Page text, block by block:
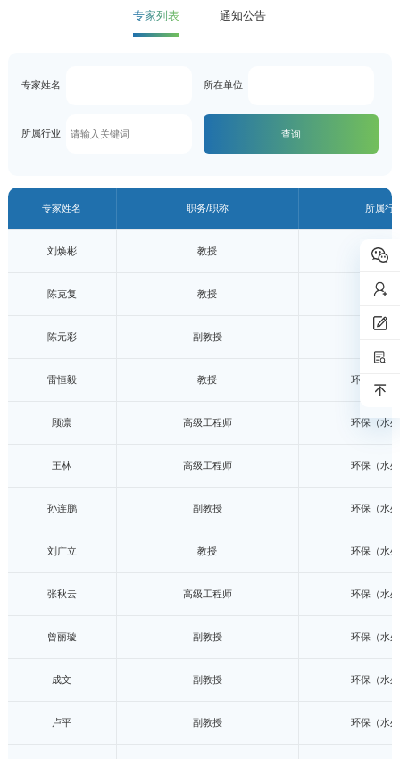
专家列表 通知公告
专家姓名 所在单位
所属行业 查询
专家姓名 职务/职称 所属行
刘焕彬 教授
陈克复 教授
陈元彩 副教授
雷恒毅 教授 环保（水
顾凛 高级工程师 环保（水
王林 高级工程师 环保（水
孙连鹏 副教授 环保（水
刘广立 教授 环保（水
张秋云 高级工程师 环保（水
曾丽璇 副教授 环保（水
成文 副教授 环保（水
卢平 副教授 环保（水